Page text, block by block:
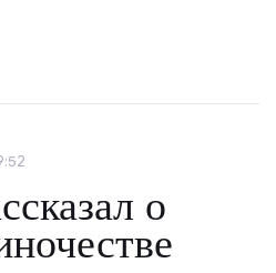
о